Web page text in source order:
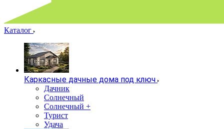
Каталог
Каркасные дачные дома под ключ
Дачник
Солнечный
Солнечный +
Турист
Удача